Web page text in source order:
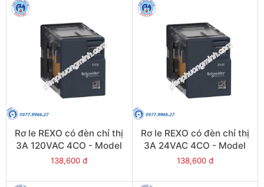
Rơ le REXO có đèn chỉ thị
3A 120VAC 4CO - Model
RXM4LB2F7
138,600 đ
Rơ le REXO có đèn chỉ thị
3A 24VAC 4CO - Model
RXM4LB2B7
138,600 đ